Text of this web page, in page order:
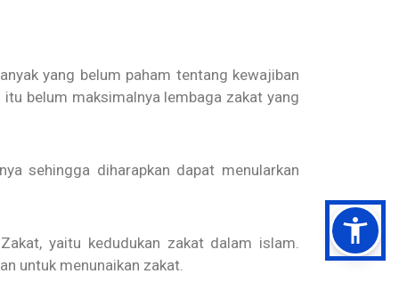
yang belum paham tentang kewajiban
belum maksimalnya lembaga zakat yang
sehingga diharapkan dapat menularkan
yaitu kedudukan zakat dalam islam.
untuk menunaikan zakat.